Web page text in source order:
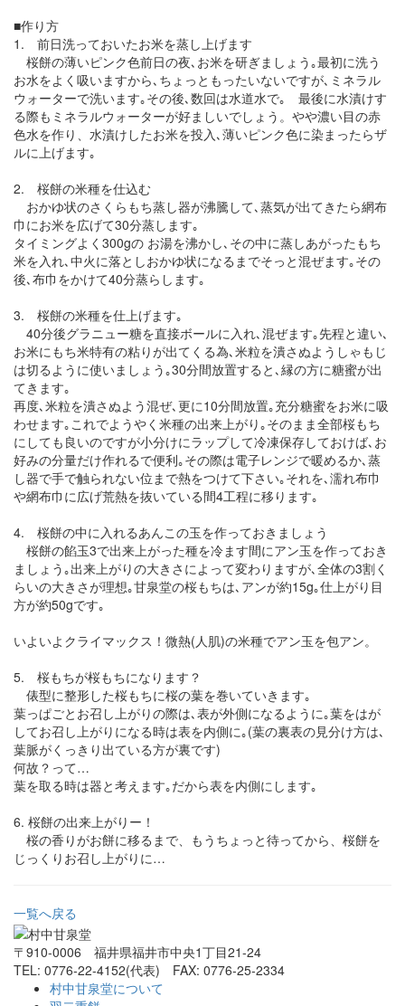
■作り方
1. 前日洗っておいたお米を蒸し上げます
桜餅の薄いピンク色前日の夜､お米を研ぎましょう｡最初に洗う
お水をよく吸いますから､ちょっともったいないですが､ミネラル
ウォーターで洗います｡その後､数回は水道水で｡ 最後に水漬けす
る際もミネラルウォーターが好ましいでしょう。やや濃い目の赤
色水を作り、水漬けしたお米を投入､薄いピンク色に染まったらザ
ルに上げます｡
2. 桜餅の米種を仕込む
おかゆ状のさくらもち蒸し器が沸騰して､蒸気が出てきたら網布
巾にお米を広げて30分蒸します｡
タイミングよく300gの お湯を沸かし､その中に蒸しあがったもち
米を入れ､中火に落としおかゆ状になるまでそっと混ぜます｡その
後､布巾をかけて40分蒸らします｡
3. 桜餅の米種を仕上げます｡
40分後グラニュー糖を直接ボールに入れ､混ぜます｡先程と違い､
お米にもち米特有の粘りが出てくる為､米粒を潰さぬようしゃもじ
は切るように使いましょう｡30分間放置すると､縁の方に糖蜜が出
てきます｡
再度､米粒を潰さぬよう混ぜ､更に10分間放置｡充分糖蜜をお米に吸
わせます｡これでようやく米種の出来上がり｡そのまま全部桜もち
にしても良いのですが小分けにラップして冷凍保存しておけば､お
好みの分量だけ作れるで便利｡その際は電子レンジで暖めるか､蒸
し器で手で触られない位まで熱をつけて下さい｡それを､濡れ布巾
や網布巾に広げ荒熱を抜いている間4工程に移ります｡
4. 桜餅の中に入れるあんこの玉を作っておきましょう
桜餅の餡玉3で出来上がった種を冷ます間にアン玉を作っておき
ましょう｡出来上がりの大きさによって変わりますが､全体の3割く
らいの大きさが理想｡甘泉堂の桜もちは､アンが約15g｡仕上がり目
方が約50gです｡
いよいよクライマックス！微熱(人肌)の米種でアン玉を包アン。
5. 桜もちが桜もちになります？
俵型に整形した桜もちに桜の葉を巻いていきます｡
葉っぱごとお召し上がりの際は､表が外側になるように｡葉をはが
してお召し上がりになる時は表を内側に｡(葉の裏表の見分け方は､
葉脈がくっきり出ている方が裏です)
何故？って…
葉を取る時は器と考えます｡だから表を内側にします｡
6. 桜餅の出来上がりー！
桜の香りがお餅に移るまで、もうちょっと待ってから、桜餅を
じっくりお召し上がりに…
一覧へ戻る
〒910-0006 福井県福井市中央1丁目21-24
TEL: 0776-22-4152(代表) FAX: 0776-25-2334
村中甘泉堂について